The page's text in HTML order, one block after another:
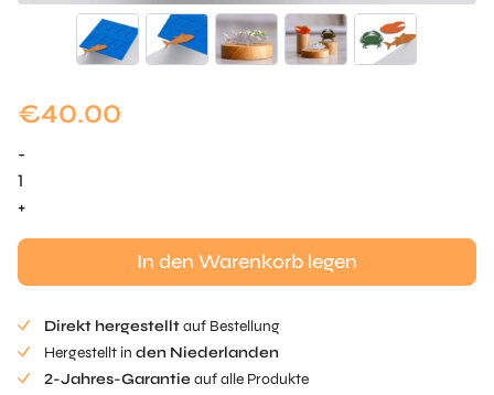
€40.00
-
Thunfisch
Tuille
+
In den Warenkorb legen
Direkt hergestelltauf Bestellung
Hergestellt in den Niederlanden
2-Jahres-Garantieauf alle Produkte